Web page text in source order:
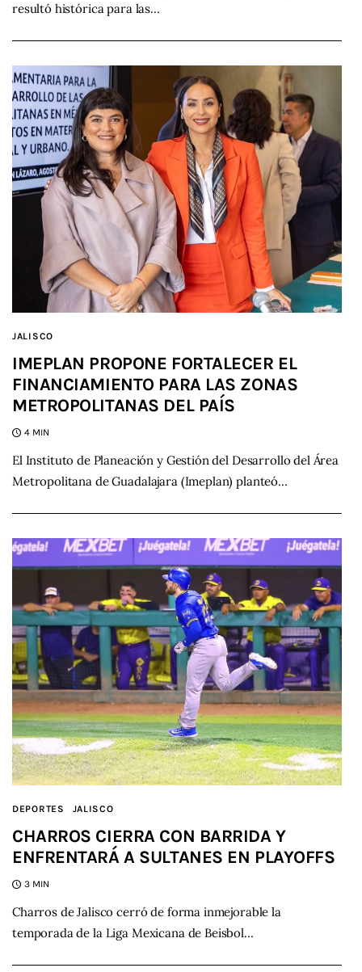
resultó histórica para las…
JALISCO
IMEPLAN PROPONE FORTALECER EL
FINANCIAMIENTO PARA LAS ZONAS
METROPOLITANAS DEL PAÍS
4 MIN
El Instituto de Planeación y Gestión del Desarrollo del Área
Metropolitana de Guadalajara (Imeplan) planteó…
DEPORTES JALISCO
CHARROS CIERRA CON BARRIDA Y
ENFRENTARÁ A SULTANES EN PLAYOFFS
3 MIN
Charros de Jalisco cerró de forma inmejorable la
temporada de la Liga Mexicana de Beisbol…